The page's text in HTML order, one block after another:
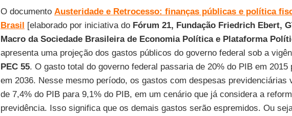
O documento Austeridade e Retrocesso: finanças públicas e política
Brasil [elaborado por iniciativa doFórum 21, Fundação Friedrich Ebert,
Macro da Sociedade Brasileira de Economia Política e Plataforma
apresenta uma projeção dos gastos públicos do governo federal sob a
PEC 55. O gasto total do governo federal passaria de 20% do PIB em 2015
em 2036. Nesse mesmo período, os gastos com despesas previdenciárias
de 7,4% do PIB para 9,1% do PIB, em um cenário que já considera a
previdência. Isso significa que os demais gastos serão espremidos. Ou